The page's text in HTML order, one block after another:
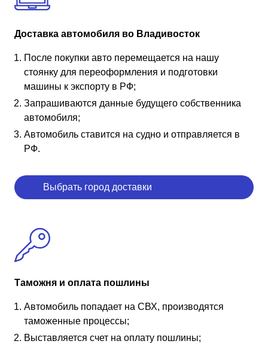
Доставка автомобиля во Владивосток
После покупки авто перемещается на нашу
стоянку для переоформления и подготовки
машины к экспорту в РФ;
Запрашиваются данные будущего собственника
автомобиля;
Автомобиль ставится на судно и отправляется в
РФ.
Выбрать город доставки
Таможня и оплата пошлины
Автомобиль попадает на СВХ, производятся
таможенные процессы;
Выставляется счет на оплату пошлины;